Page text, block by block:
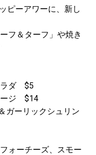
ピーアワーに、新し
フ＆ターフ」や焼き
ラダ $5
ージ $14
ガーリックシュリン
ォーチーズ、スモー